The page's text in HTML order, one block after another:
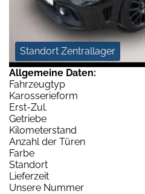
Standort Zentrallager
Allgemeine Daten:
Fahrzeugtyp
Karosserieform
Erst-Zul.
Getriebe
Kilometerstand
Anzahl der Türen
Farbe
Standort
Lieferzeit
Unsere Nummer